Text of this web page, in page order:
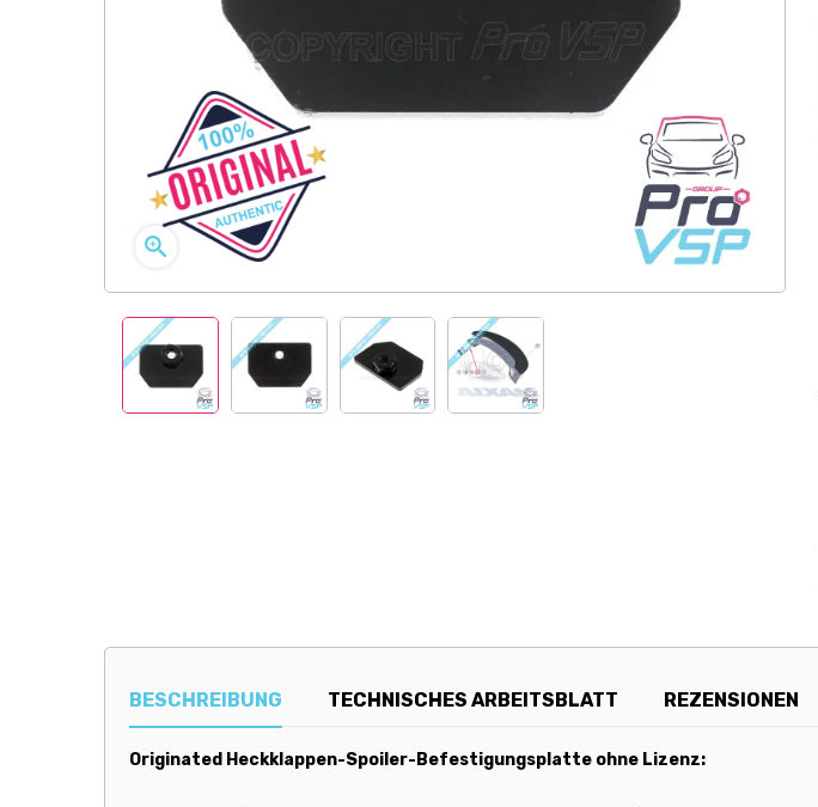

BESCHREIBUNG TECHNISCHES ARBEITSBLATT REZENSIONEN
Originated Heckklappen-Spoiler-Befestigungsplatte ohne Lizenz: